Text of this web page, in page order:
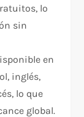
lo
sin
en
inglés,
lo que
global.